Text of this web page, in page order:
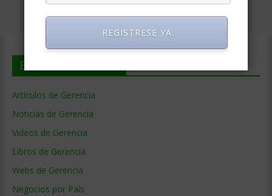
En deGerencia.com
Artículos de Gerencia
Noticias de Gerencia
Videos de Gerencia
Libros de Gerencia
Webs de Gerencia
Negocios por País
REGISTRESE YA